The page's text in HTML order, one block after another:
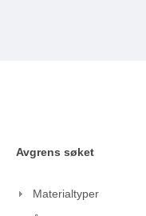
Avgrens søket
Materialtyper